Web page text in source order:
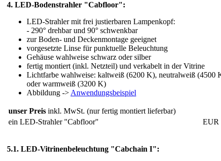
4. LED-Bodenstrahler "Cabfloor":
LED-Strahler mit frei justierbaren Lampenkopf:
- 290° drehbar und 90° schwenkbar
zur Boden- und Deckenmontage geeignet
vorgesetzte Linse für punktuelle Beleuchtung
Gehäuse wahlweise schwarz oder silber
fertig montiert (inkl. Netzteil) und verkabelt in der Vitrine
Lichtfarbe wahlweise: kaltweiß (6200 K), neutralweiß (4500
oder warmweiß (3200 K)
Abbildung -> Anwendungsbeispiel
unser Preis inkl. MwSt. (nur fertig montiert lieferbar)
ein LED-Strahler "Cabfloor"
EUR
5.1. LED-Vitrinenbeleuchtung "Cabchain I":